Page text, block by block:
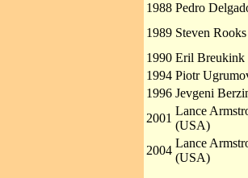
1988 Pedro
1989 Steven
1990 Eril Breukink
1994 Piotr
1996 Jevgeni
2001
Lance
(USA)
2004
Lance
(USA)